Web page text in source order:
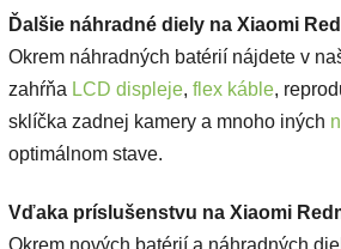
Ďalšie náhradné diely na Xiaomi
Okrem náhradných batérií nájdete v
zahŕňa LCD displeje, flex káble,
sklíčka zadnej kamery a mnoho iných
optimálnom stave.
Vďaka príslušenstvu na Xiaomi